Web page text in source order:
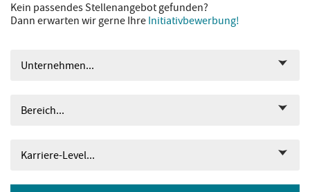
Unternehmen...
Bereich...
Karriere-Level...
Kein passendes Stellenangebot gefunden?
Dann erwarten wir gerne Ihre Initiativbewerbung!